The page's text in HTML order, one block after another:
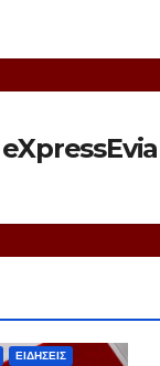
eXpressEvia
ΕΙΔΗΣΕΙΣ